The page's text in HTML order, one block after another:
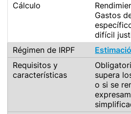
Gastos
difícil
supera
o si se